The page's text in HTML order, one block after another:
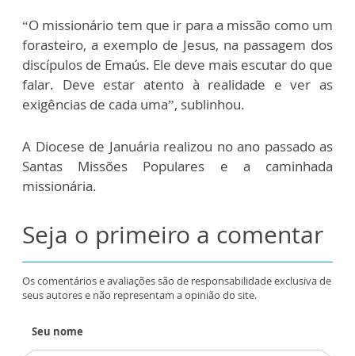
“O missionário tem que ir para a missão como um
forasteiro, a exemplo de Jesus, na passagem dos
discípulos de Emaús. Ele deve mais escutar do que
falar. Deve estar atento à realidade e ver as
exigências de cada uma”, sublinhou.
A Diocese de Januária realizou no ano passado as
Santas Missões Populares e a caminhada
missionária.
Seja o primeiro a comentar
Os comentários e avaliações são de responsabilidade exclusiva de
seus autores e não representam a opinião do site.
Seu nome